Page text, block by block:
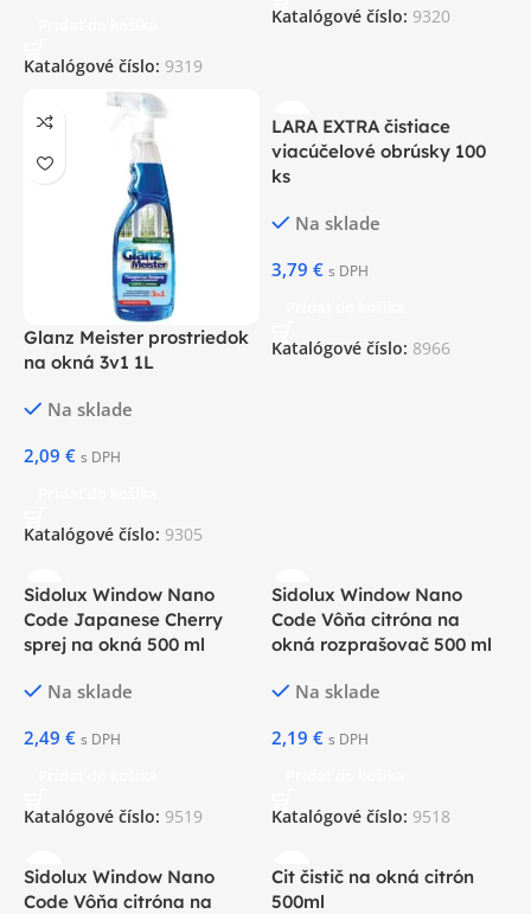
Katalógové číslo: 9319
Katalógové číslo: 9320
Glanz Meister prostriedok
na okná 3v1 1L
Na sklade
2,09 € s DPH
Katalógové číslo: 9305
LARA EXTRA čistiace
viacúčelové obrúsky 100
ks
Na sklade
3,79 € s DPH
Katalógové číslo: 8966
Sidolux Window Nano
Code Japanese Cherry
sprej na okná 500 ml
Na sklade
2,49 € s DPH
Katalógové číslo: 9519
Sidolux Window Nano
Code Vôňa citróna na
okná rozprašovač 500 ml
Na sklade
2,19 € s DPH
Katalógové číslo: 9518
Sidolux Window Nano
Code Vôňa citróna na
Cit čistič na okná citrón
500ml